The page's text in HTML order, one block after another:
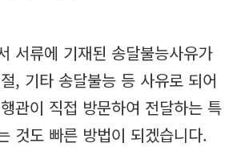
서류에 기재된 송달불능사유가
, 기타 송달불능 등 사유로 되어
관이 직접 방문하여 전달하는 특
것도 빠른 방법이 되겠습니다.